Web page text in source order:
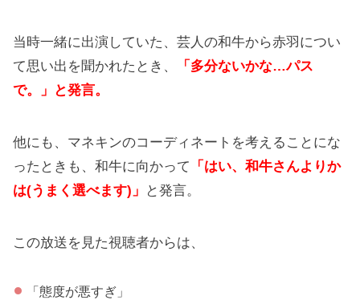
当時一緒に出演していた、芸人の和牛から赤羽につい
て思い出を聞かれたとき、
「多分ないかな…パス
で。」と発言。
他にも、マネキンのコーディネートを考えることにな
ったときも、和牛に向かって 「はい、和牛さんよりか
は(うまく選べます)」 と発言。
この放送を見た視聴者からは、
「態度が悪すぎ」